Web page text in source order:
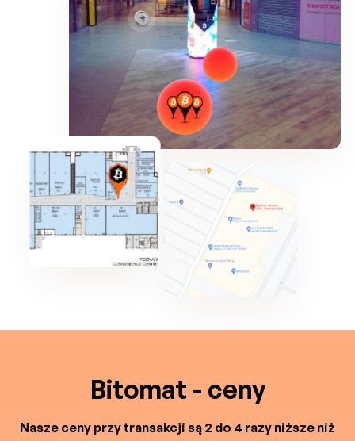
Bitomat - ceny
Nasze ceny przy transakcji są 2 do 4 razy niższe niż